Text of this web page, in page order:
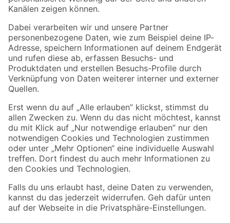
Folge uns
Zahlungsarten Versandarten
Sicher einkaufen
Jetzt die toom-App herunterladen
Alle Preisangaben in EUR inkl. gesetzl. MwSt.. Die dargestellten Angebote sind unter
Umständen nicht in allen Märkten verfügbar. Die angegebenen Verfügbarkeiten beziehen